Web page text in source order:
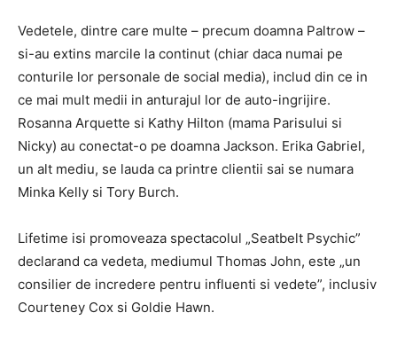
Vedetele, dintre care multe – precum doamna Paltrow –
si-au extins marcile la continut (chiar daca numai pe
conturile lor personale de social media), includ din ce in
ce mai mult medii in anturajul lor de auto-ingrijire.
Rosanna Arquette si Kathy Hilton (mama Parisului si
Nicky) au conectat-o ​​pe doamna Jackson. Erika Gabriel,
un alt mediu, se lauda ca printre clientii sai se numara
Minka Kelly si Tory Burch.
Lifetime isi promoveaza spectacolul „Seatbelt Psychic”
declarand ca vedeta, mediumul Thomas John, este „un
consilier de incredere pentru influenti si vedete”, inclusiv
Courteney Cox si Goldie Hawn.